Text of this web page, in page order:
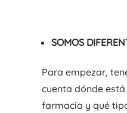
SOMOS
Para empezar,
cuenta dónde
farmacia y qué